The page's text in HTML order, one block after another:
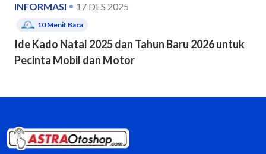
INFORMASI 17 DES 2025
10Menit Baca
Ide Kado Natal 2025 dan Tahun Baru 2026 untuk
Pecinta Mobil dan Motor